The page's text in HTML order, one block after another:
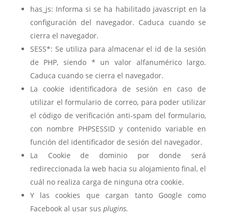
has_js: Informa si se ha habilitado javascript en la
configuración del navegador. Caduca cuando se
cierra el navegador.
SESS*: Se utiliza para almacenar el id de la sesión
de PHP, siendo * un valor alfanumérico largo.
Caduca cuando se cierra el navegador.
La cookie identificadora de sesión en caso de
utilizar el formulario de correo, para poder utilizar
el código de verificación anti-spam del formulario,
con nombre PHPSESSID y contenido variable en
función del identificador de sesión del navegador.
La Cookie de dominio por donde será
redireccionada la web hacia su alojamiento final, el
cuál no realiza carga de ninguna otra cookie.
Y las cookies que cargan tanto Google como
Facebook al usar sus plugins.